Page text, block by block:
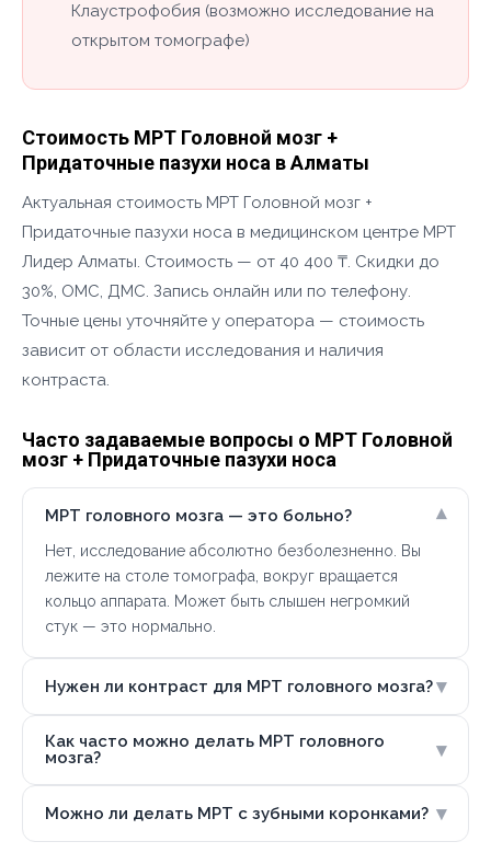
Клаустрофобия (возможно исследование на
открытом томографе)
Стоимость МРТ Головной мозг +
Придаточные пазухи носа в Алматы
Актуальная стоимость МРТ Головной мозг +
Придаточные пазухи носа в медицинском центре МРТ
Лидер Алматы. Стоимость — от 40 400 ₸. Скидки до
30%, ОМС, ДМС. Запись онлайн или по телефону.
Точные цены уточняйте у оператора — стоимость
зависит от области исследования и наличия
контраста.
Часто задаваемые вопросы о МРТ Головной
мозг + Придаточные пазухи носа
МРТ головного мозга — это больно? ▾
Нет, исследование абсолютно безболезненно. Вы
лежите на столе томографа, вокруг вращается
кольцо аппарата. Может быть слышен негромкий
стук — это нормально.
Нужен ли контраст для МРТ головного мозга?▾
Как часто можно делать МРТ головного
мозга?
▾
Можно ли делать МРТ с зубными коронками? ▾